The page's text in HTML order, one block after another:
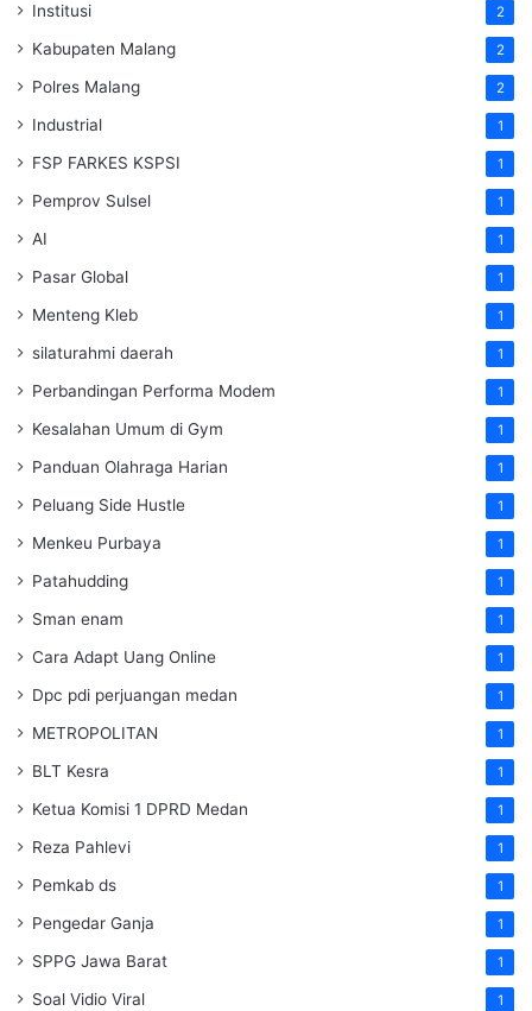
Institusi 2
Kabupaten Malang 2
Polres Malang 2
Industrial 1
FSP FARKES KSPSI 1
Pemprov Sulsel 1
AI 1
Pasar Global 1
Menteng Kleb 1
silaturahmi daerah 1
Perbandingan Performa Modem 1
Kesalahan Umum di Gym 1
Panduan Olahraga Harian 1
Peluang Side Hustle 1
Menkeu Purbaya 1
Patahudding 1
Sman enam 1
Cara Adapt Uang Online 1
Dpc pdi perjuangan medan 1
METROPOLITAN 1
BLT Kesra 1
Ketua Komisi 1 DPRD Medan 1
Reza Pahlevi 1
Pemkab ds 1
Pengedar Ganja 1
SPPG Jawa Barat 1
Soal Vidio Viral 1